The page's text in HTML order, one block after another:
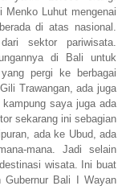
Menko Luhut mengenai
di atas nasional.
sektor pariwisata.
di Bali untuk
pergi ke berbagai
Trawangan, ada juga
saya juga ada
sekarang ini sebagian
ada ke Ubud, ada
mana. Jadi selain
wisata. Ini buat
Gubernur Bali I Wayan